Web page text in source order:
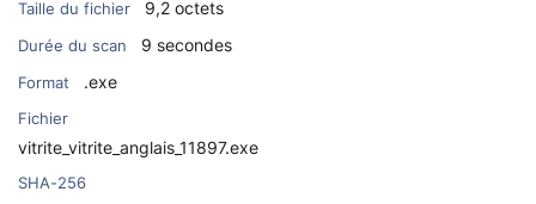
Taille du fichier 9,2 octets
Durée du scan 9 secondes
Format .exe
Fichier
vitrite_vitrite_anglais_11897.exe
SHA-256